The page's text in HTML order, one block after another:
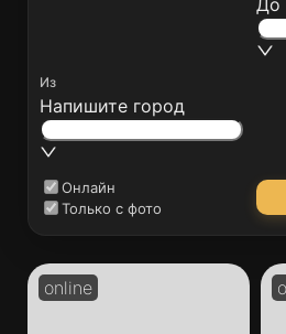
Из
Напишите город
До
Онлайн
Только с фото